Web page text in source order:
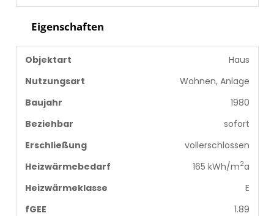
Eigenschaften
Objektart
Haus
Nutzungsart
Wohnen, Anlage
Baujahr
1980
Beziehbar
sofort
Erschließung
vollerschlossen
Heizwärmebedarf
165 kWh/m2a
Heizwärmeklasse
E
fGEE
1.89